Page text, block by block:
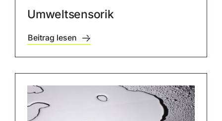
Umweltsensorik
Beitrag lesen